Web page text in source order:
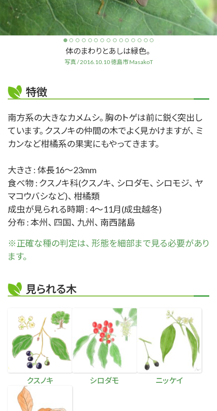
体のまわりとあしは緑色。
写真 / 2016.10.10 徳島市 MasakoT
特徴
南方系の大きなカメムシ。 胸のトゲは前に鋭く突出し
ています。 クスノキの仲間の木でよく見かけますが、 ミ
カンなど柑橘系の果実にもやってきます。
大きさ : 体長16～23mm
食べ物 : クスノキ科(クスノキ、 シロダモ、 シロモジ、 ヤ
マコウバシなど)、 柑橘類
成虫が見られる時期 : 4～11月(成虫越冬)
分布 : 本州、 四国、 九州、 南西諸島
※正確な種の判定は、 形態を細部まで見る必要があり
ます。
見られる木
クスノキ シロダモ ニッケイ